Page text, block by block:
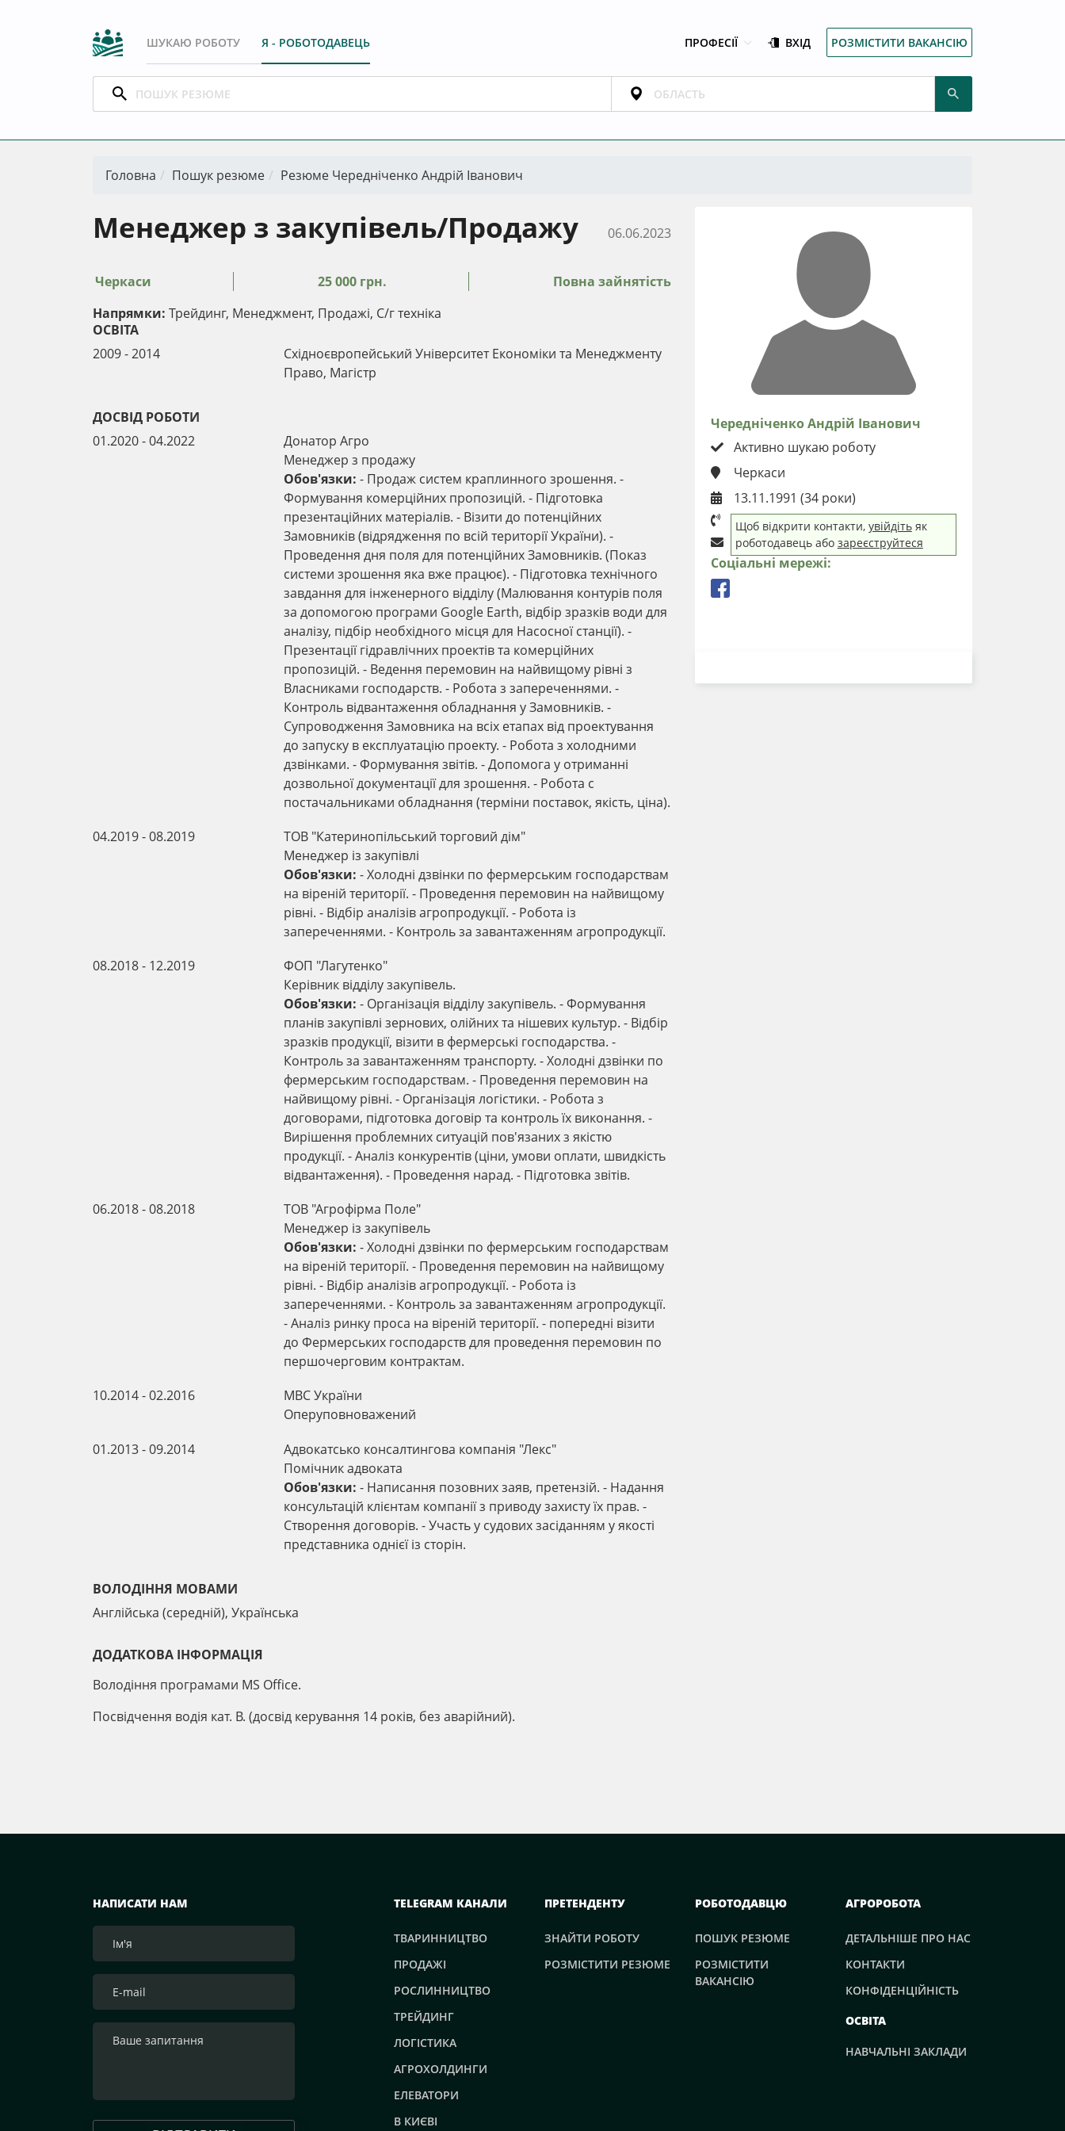
ШУКАЮ РОБОТУ Я - РОБОТОДАВЕЦЬ ПРОФЕСІЇ ВХІД РОЗМІСТИТИ ВАКАНСІЮ
Головна Пошук резюме Резюме Чередніченко Андрій Іванович
Менеджер з закупівель/Продажу 06.06.2023
Черкаси 25 000 грн.
Повна зайнятість
Напрямки: Трейдинг, Менеджмент, Продажі, С/г техніка
ОСВІТА
2009 - 2014
Східноєвропейський Університет Економіки та Менеджменту
Право, Магістр
ДОСВІД РОБОТИ
01.2020 - 04.2022
Донатор Агро
Менеджер з продажу
Обов'язки: - Продаж систем краплинного зрошення. -
Формування комерційних пропозицій. - Підготовка
презентаційних матеріалів. - Візити до потенційних
Замовників (відрядження по всій території України). -
Проведення дня поля для потенційних Замовників. (Показ
системи зрошення яка вже працює). - Підготовка технічного
завдання для інженерного відділу (Малювання контурів поля
за допомогою програми Google Earth, відбір зразків води для
аналізу, підбір необхідного місця для Насосної станції). -
Презентації гідравлічних проектів та комерційних
пропозицій. - Ведення перемовин на найвищому рівні з
Власниками господарств. - Робота з запереченнями. -
Контроль відвантаження обладнання у Замовників. -
Супроводження Замовника на всіх етапах від проектування
до запуску в експлуатацію проекту. - Робота з холодними
дзвінками. - Формування звітів. - Допомога у отриманні
дозвольної документації для зрошення. - Робота с
постачальниками обладнання (терміни поставок, якість, ціна).
04.2019 - 08.2019
ТОВ "Катеринопільський торговий дім"
Менеджер із закупівлі
Обов'язки: - Холодні дзвінки по фермерським господарствам
на віреній території. - Проведення перемовин на найвищому
рівні. - Відбір аналізів агропродукції. - Робота із
запереченнями. - Контроль за завантаженням агропродукції.
08.2018 - 12.2019
ФОП "Лагутенко"
Керівник відділу закупівель.
Обов'язки: - Організація відділу закупівель. - Формування
планів закупівлі зернових, олійних та нішевих культур. - Відбір
зразків продукції, візити в фермерські господарства. -
Контроль за завантаженням транспорту. - Холодні дзвінки по
фермерським господарствам. - Проведення перемовин на
найвищому рівні. - Організація логістики. - Робота з
договорами, підготовка договір та контроль їх виконання. -
Вирішення проблемних ситуацій пов'язаних з якістю
продукції. - Аналіз конкурентів (ціни, умови оплати, швидкість
відвантаження). - Проведення нарад. - Підготовка звітів.
06.2018 - 08.2018
ТОВ "Агрофірма Поле"
Менеджер із закупівель
Обов'язки: - Холодні дзвінки по фермерським господарствам
на віреній території. - Проведення перемовин на найвищому
рівні. - Відбір аналізів агропродукції. - Робота із
запереченнями. - Контроль за завантаженням агропродукції.
- Аналіз ринку проса на віреній території. - попередні візити
до Фермерських господарств для проведення перемовин по
першочерговим контрактам.
10.2014 - 02.2016
МВС України
Оперуповноважений
01.2013 - 09.2014
Адвокатсько консалтингова компанія "Лекс"
Помічник адвоката
Обов'язки: - Написання позовних заяв, претензій. - Надання
консультацій клієнтам компанії з приводу захисту їх прав. -
Створення договорів. - Участь у судових засіданням у якості
представника однієї із сторін.
ВОЛОДІННЯ МОВАМИ
Англійська (середній), Українська
ДОДАТКОВА ІНФОРМАЦІЯ
Володіння програмами MS Office.
Посвідчення водія кат. В. (досвід керування 14 років, без аварійний).
Чередніченко Андрій Іванович
Активно шукаю роботу
Черкаси
13.11.1991 (34 роки)
Щоб відкрити контакти, увійдітьяк
роботодавець або зареєструйтеся
Соціальні мережі:
НАПИСАТИ НАМ TELEGRAM КАНАЛИ
ТВАРИННИЦТВО
ПРОДАЖІ
РОСЛИННИЦТВО
ТРЕЙДИНГ
ЛОГІСТИКА
АГРОХОЛДИНГИ
ЕЛЕВАТОРИ
В КИЄВІ
ПРЕТЕНДЕНТУ
ЗНАЙТИ РОБОТУ
РОЗМІСТИТИ РЕЗЮМЕ
РОБОТОДАВЦЮ
ПОШУК РЕЗЮМЕ
РОЗМІСТИТИ
ВАКАНСІЮ
АГРОРОБОТА
ДЕТАЛЬНІШЕ ПРО НАС
КОНТАКТИ
КОНФІДЕНЦІЙНІСТЬ
ОСВІТА
НАВЧАЛЬНІ ЗАКЛАДИ